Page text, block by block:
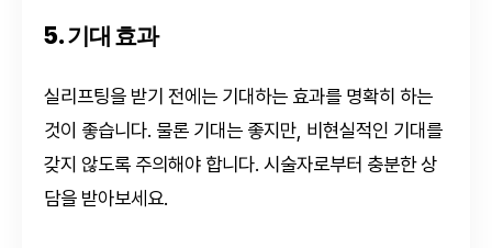
5. 기대 효과
실리프팅을 받기 전에는 기대하는 효과를 명확히 하는
것이 좋습니다. 물론 기대는 좋지만, 비현실적인 기대를
갖지 않도록 주의해야 합니다. 시술자로부터 충분한 상
담을 받아보세요.